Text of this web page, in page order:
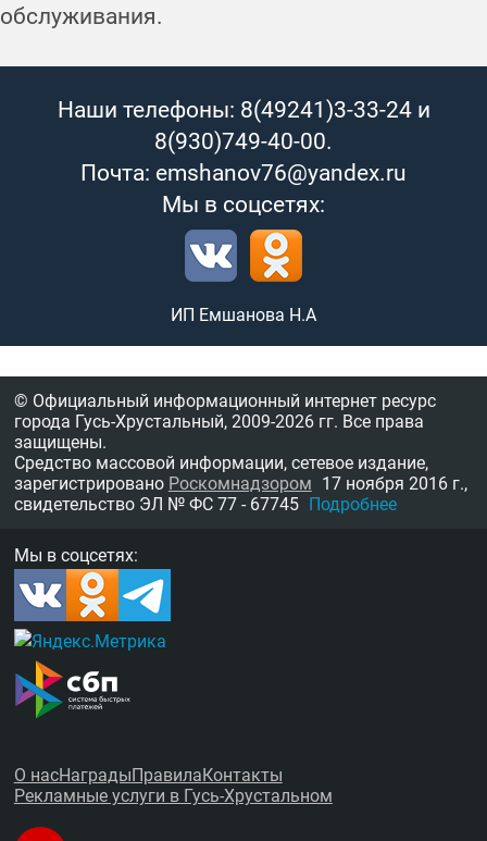
обслуживания.
Наши телефоны: 8(49241)3-33-24 и
8(930)749-40-00.
Почта: emshanov76@yandex.ru
Мы в соцсетях:
ИП Емшанова Н.А
© Официальный информационный интернет ресурс
города Гусь-Хрустальный, 2009-2026 гг. Все права
защищены.
Средство массовой информации, сетевое издание,
зарегистрировано Роскомнадзором 17 ноября 2016 г.,
свидетельство ЭЛ № ФС 77 - 67745 Подробнее
Мы в соцсетях:
О насНаградыПравилаКонтакты
Рекламные услуги в Гусь-Хрустальном